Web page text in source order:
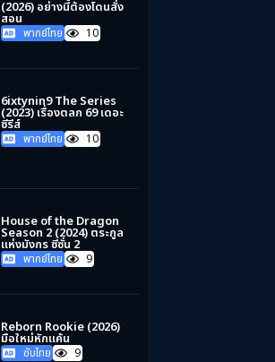
(2026) อย่างนี้ต้องโดนสั่ง
สอน
พากย์ไทย 10
6ixtynin9 The Series
(2023) เรื่องตลก 69 เดอะ
ซีรีส์
พากย์ไทย 10
House of the Dragon
Season 2 (2024) ตระกูล
แห่งมังกร ซีซั่น 2
พากย์ไทย 9
Reborn Rookie (2026)
มือใหม่หักแค้น
ซับไทย 9